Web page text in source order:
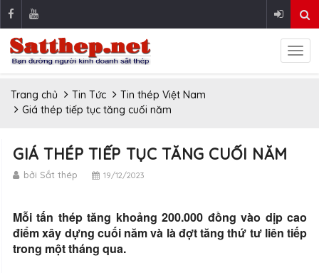
Trang chủ Tin Tức
Tin thép Việt Nam
Giá thép tiếp tục tăng cuối năm
GIÁ THÉP TIẾP TỤC TĂNG CUỐI NĂM
bởi Sắt thép 19/12/2023
Mỗi tấn thép tăng khoảng 200.000 đồng vào dịp cao
điểm xây dựng cuối năm và là đợt tăng thứ tư liên tiếp
trong một tháng qua.